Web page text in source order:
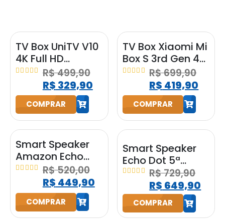
h
TV Box UniTV V10
4K Full HD
Android
out of 5
R$499,90
R$ 329,90
COMPRAR
h
TV Box Xiaomi Mi
Box S 3rd Gen 4K
2GB RAM 32GB
Google
Assistente
out of 5
R$699,90
R$ 419,90
COMPRAR
Smart Speaker
Amazon Echo
Pop Alexa
Original Preta
Bluetooth
out of 5
R$520,00
R$ 449,90
COMPRAR
Smart Speaker
Echo Dot 5ª
Geração
Amazon com
Alexa Preta
out of 5
R$729,90
R$ 649,90
COMPRAR